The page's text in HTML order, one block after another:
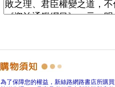
為了保障您的權益，新絲路網路書店所購